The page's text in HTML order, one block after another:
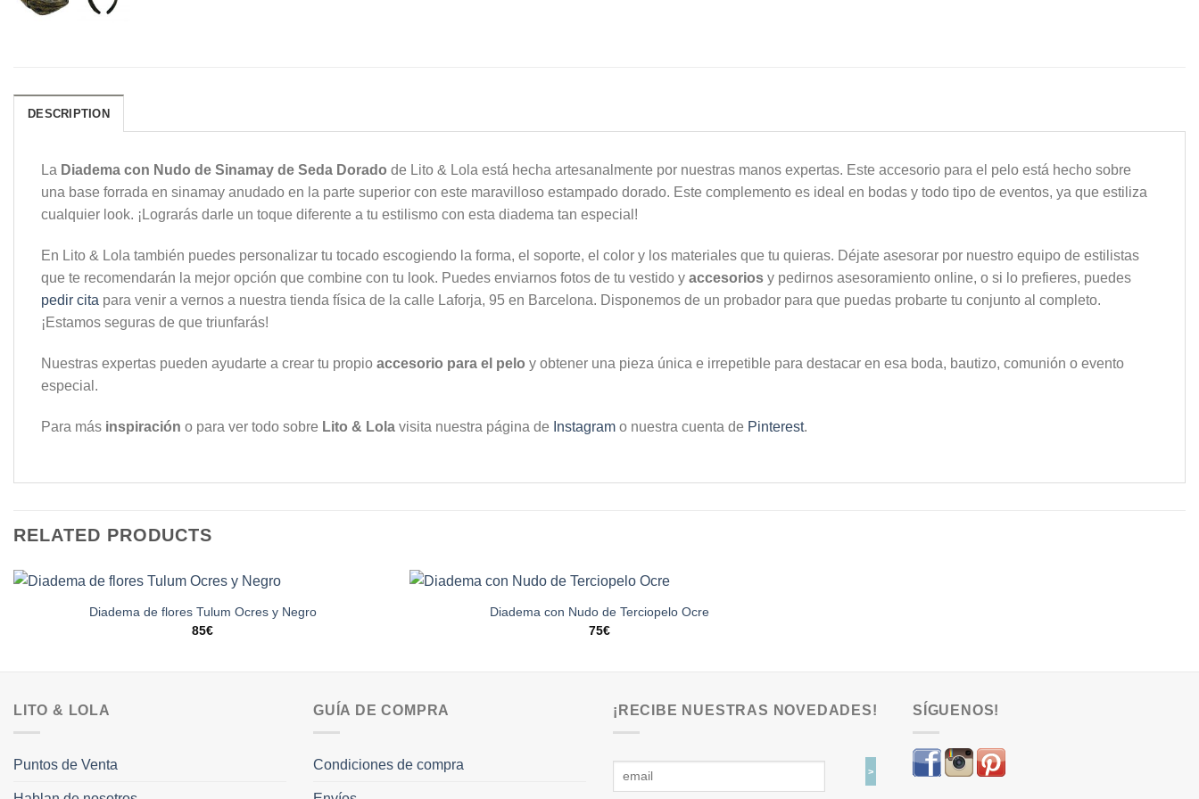
DESCRIPTION
La Diadema con Nudo de Sinamay de Seda Dorado de Lito & Lola está hecha artesanalmente por nuestras manos expertas. Este accesorio para el pelo está hecho sobre
una base forrada en sinamay anudado en la parte superior con este maravilloso estampado dorado. Este complemento es ideal en bodas y todo tipo de eventos, ya que estiliza
cualquier look. ¡Lograrás darle un toque diferente a tu estilismo con esta diadema tan especial!
En Lito & Lola también puedes personalizar tu tocado escogiendo la forma, el soporte, el color y los materiales que tu quieras. Déjate asesorar por nuestro equipo de estilistas
que te recomendarán la mejor opción que combine con tu look. Puedes enviarnos fotos de tu vestido y accesorios y pedirnos asesoramiento online, o si lo prefieres, puedes
pedir cita para venir a vernos a nuestra tienda física de la calle Laforja, 95 en Barcelona. Disponemos de un probador para que puedas probarte tu conjunto al completo.
¡Estamos seguras de que triunfarás!
Nuestras expertas pueden ayudarte a crear tu propio accesorio para el pelo y obtener una pieza única e irrepetible para destacar en esa boda, bautizo, comunión o evento
especial.
Para más inspiración o para ver todo sobre Lito & Lola visita nuestra página de Instagram o nuestra cuenta de Pinterest.
RELATED PRODUCTS
Diadema de flores Tulum Ocres y Negro
85€
Diadema con Nudo de Terciopelo Ocre
75€
LITO & LOLA
Puntos de Venta
GUÍA DE COMPRA
Condiciones de compra
¡RECIBE NUESTRAS NOVEDADES! SÍGUENOS!